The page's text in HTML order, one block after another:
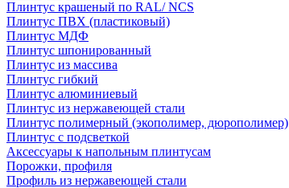
Плинтус крашеный по RAL/ NCS
Плинтус ПВХ (пластиковый)
Плинтус МДФ
Плинтус шпонированный
Плинтус из массива
Плинтус гибкий
Плинтус алюминиевый
Плинтус из нержавеющей стали
Плинтус полимерный (экополимер, дюрополимер)
Плинтус с подсветкой
Аксессуары к напольным плинтусам
Порожки, профиля
Профиль из нержавеющей стали